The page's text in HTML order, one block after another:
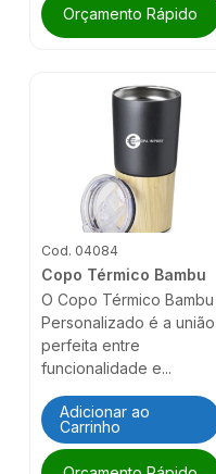
Orçamento Rápido
Cod. 04084
Copo Térmico Bambu
O Copo Térmico Bambu
Personalizado é a união
perfeita entre
funcionalidade e...
Adicionar ao
Carrinho